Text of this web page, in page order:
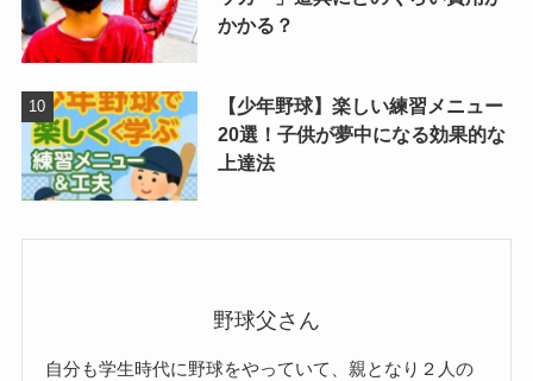
かかる？
【少年野球】楽しい練習メニュー
20選！子供が夢中になる効果的な
上達法
野球父さん
自分も学生時代に野球をやっていて、親となり２人の